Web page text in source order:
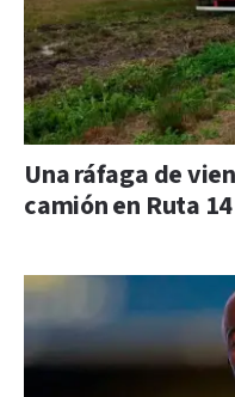
Una ráfaga de
camión en Ruta 14